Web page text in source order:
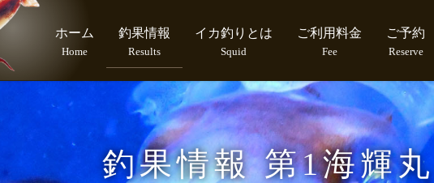
ホーム
Home
釣果情報
Results
イカ釣りとは
Squid
ご利用料金
Fee
ご予約
Reserve
釣果情報 第1海輝丸